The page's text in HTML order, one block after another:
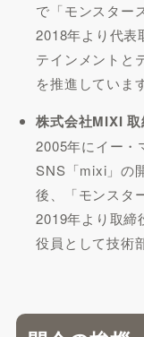
で「モンスター
2018年より代表
テインメントと
を推進しています
株式会社MIXI
2005年にイー・
SNS「mixi」の
後、「モンスタ
2019年より取締
役員として技術